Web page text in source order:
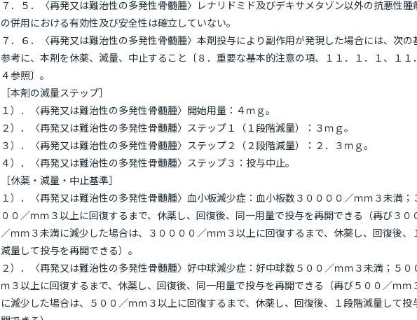
７．５．〈再発又は難治性の多発性骨髄腫〉レナリドミド及びデキサメタゾン以外の抗悪性腫
の併用における有効性及び安全性は確立していない。
７．６．〈再発又は難治性の多発性骨髄腫〉本剤投与により副作用が発現した場合には、次の
参考に、本剤を休薬、減量、中止すること〔８．重要な基本的注意の項、１１．１．１、１１
４参照〕。
［本剤の減量ステップ］
１）．〈再発又は難治性の多発性骨髄腫〉開始用量：４ｍｇ。
２）．〈再発又は難治性の多発性骨髄腫〉ステップ１（１段階減量）：３ｍｇ。
３）．〈再発又は難治性の多発性骨髄腫〉ステップ２（２段階減量）：２．３ｍｇ。
４）．〈再発又は難治性の多発性骨髄腫〉ステップ３：投与中止。
［休薬・減量・中止基準］
１）．〈再発又は難治性の多発性骨髄腫〉血小板減少症：血小板数３００００／ｍｍ３未満；
００／ｍｍ３以上に回復するまで、休薬し、回復後、同一用量で投与を再開できる（再び３０
／ｍｍ３未満に減少した場合は、３００００／ｍｍ３以上に回復するまで、休薬し、回復後、
減量して投与を再開できる）。
２）．〈再発又は難治性の多発性骨髄腫〉好中球減少症：好中球数５００／ｍｍ３未満；５０
ｍ３以上に回復するまで、休薬し、回復後、同一用量で投与を再開できる（再び５００／ｍｍ
に減少した場合は、５００／ｍｍ３以上に回復するまで、休薬し、回復後、１段階減量して投